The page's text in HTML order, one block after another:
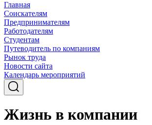
Главная
Соискателям
Предпринимателям
Работодателям
Студентам
Путеводитель по компаниям
Рынок труда
Новости сайта
Календарь мероприятий
Жизнь в компании